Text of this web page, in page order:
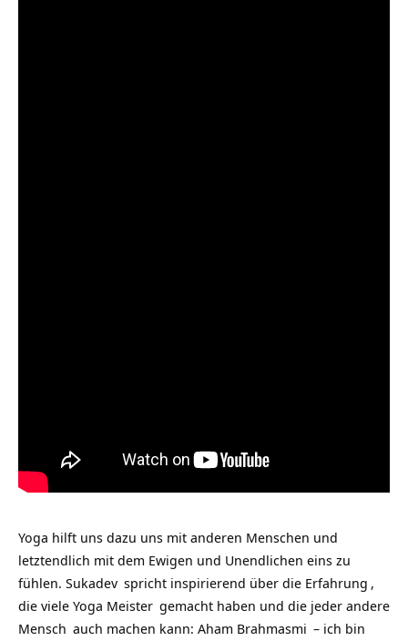
Yoga hilft uns dazu uns mit anderen Menschen und
letztendlich mit dem Ewigen und Unendlichen eins zu
fühlen. Sukadev spricht inspirierend über die Erfahrung ,
die viele Yoga Meister gemacht haben und die jeder andere
Mensch auch machen kann: Aham Brahmasmi – ich bin